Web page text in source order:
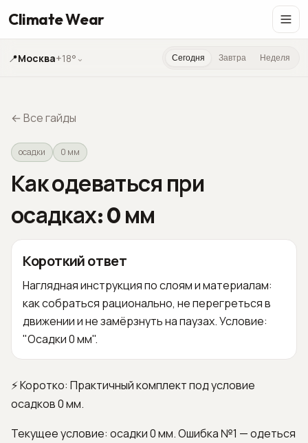
Climate Wear
📍Москва+18° ⌄ Сегодня Завтра Неделя
←Все гайды
осадки 0 мм
Как одеваться при
осадках: 0 мм
Короткий ответ
Наглядная инструкция по слоям и материалам:
как собраться рационально, не перегреться в
движении и не замёрзнуть на паузах. Условие:
"Осадки 0 мм".
⚡ Коротко: Практичный комплект под условие
осадков 0 мм.
Текущее условие: осадки 0 мм. Ошибка №1 — одеться